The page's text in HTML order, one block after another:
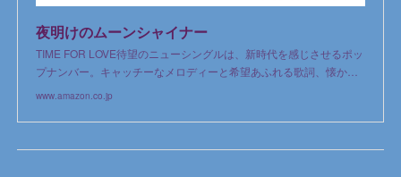
夜明けのムーンシャイナー
TIME FOR LOVE待望のニューシングルは、新時代を感じさせるポッ
プナンバー。キャッチーなメロディーと希望あふれる歌詞、懐か…
www.amazon.co.jp